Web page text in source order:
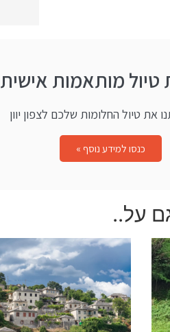
טיול מותאמות אישית
את טיול החלומות שלכם לצפון יוון
כנסו למידע נוסף »
על..